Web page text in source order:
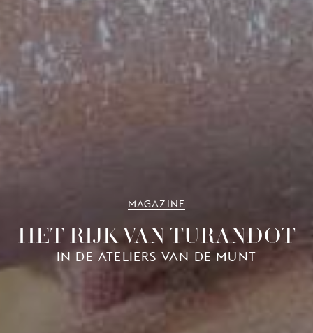
MAGAZINE
HET RIJK VAN TURANDOT
IN DE ATELIERS VAN DE MUNT